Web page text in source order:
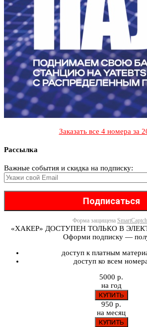
Заказать все 4 номера за
Рассылка
Важные события и скидка на подписку:
Форма защищена
«ХАКЕР» ДОСТУПЕН ТОЛЬКО В
Оформи подписку —
доступ к платным
доступ ко всем
5000 р.
на год
950 р.
на месяц